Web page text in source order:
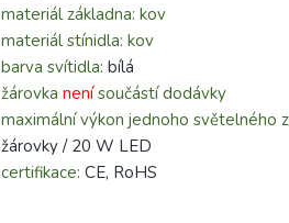
materiál základna: kov
materiál stínidla: kov
barva svítidla: bílá
žárovka nenísoučástí dodávky
maximální výkon jednoho světelného
žárovky / 20 W LED
certifikace: CE, RoHS